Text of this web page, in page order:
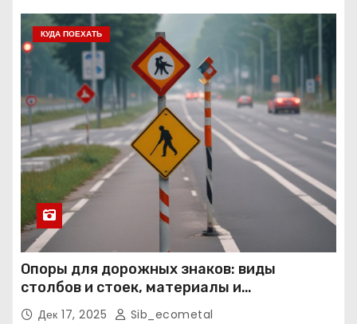
КУДА ПОЕХАТЬ
Опоры для дорожных знаков: виды
столбов и стоек, материалы и
нормативные требования
Дек 17, 2025 Sib_ecometal